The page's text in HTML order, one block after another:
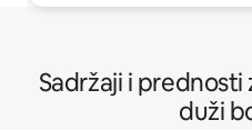
Sadržaji i prednosti
duži